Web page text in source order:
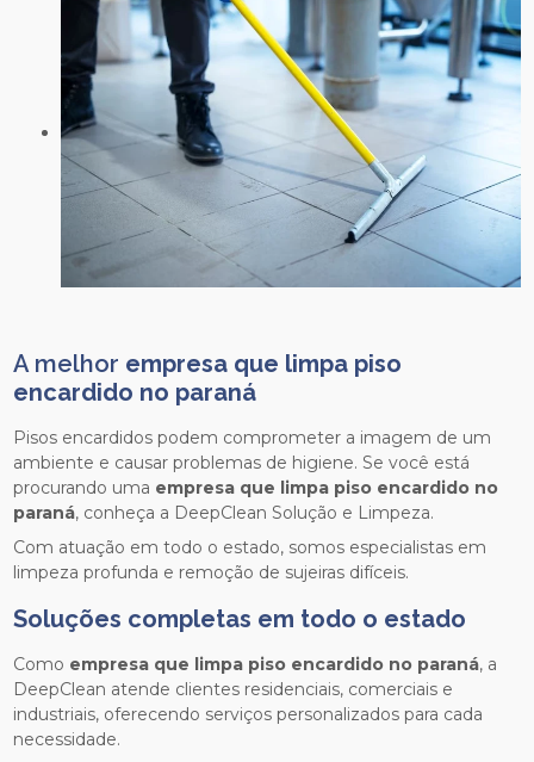
A melhor empresa que limpa piso
encardido no paraná
Pisos encardidos podem comprometer a imagem de um
ambiente e causar problemas de higiene. Se você está
procurando uma empresa que limpa piso encardido no
paraná, conheça a DeepClean Solução e Limpeza.
Com atuação em todo o estado, somos especialistas em
limpeza profunda e remoção de sujeiras difíceis.
Soluções completas em todo o estado
Como empresa que limpa piso encardido no paraná, a
DeepClean atende clientes residenciais, comerciais e
industriais, oferecendo serviços personalizados para cada
necessidade.